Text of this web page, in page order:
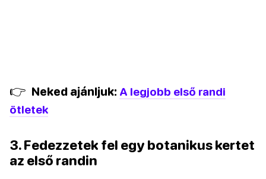
👉 Neked ajánljuk: A legjobb első randi
ötletek
3. Fedezzetek fel egy botanikus kertet
az első randin